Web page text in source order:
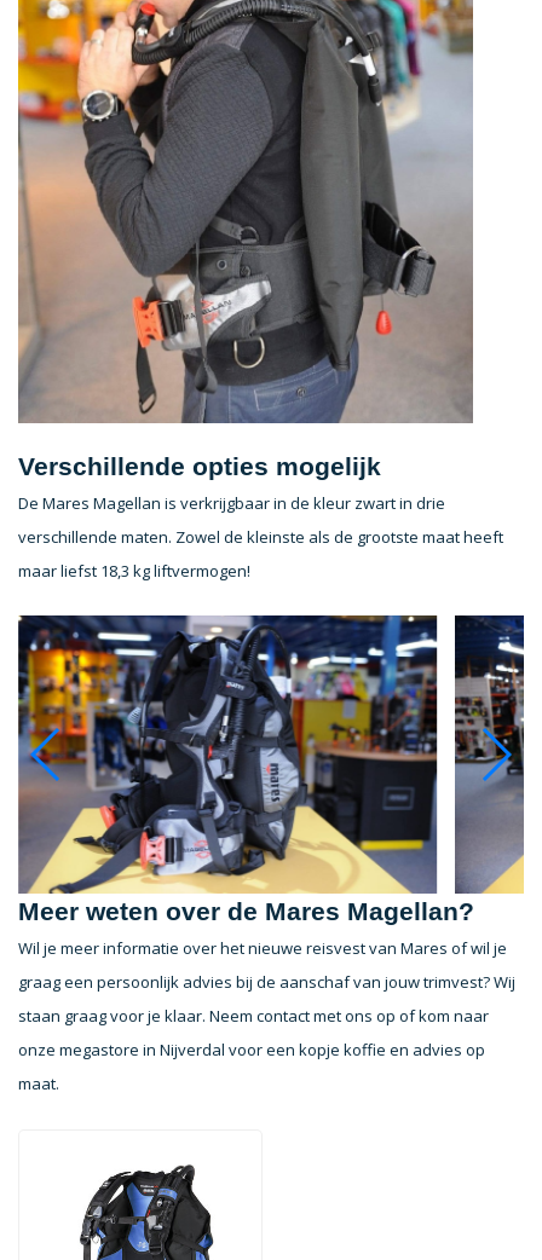
Verschillende opties mogelijk
De Mares Magellan is verkrijgbaar in de kleur zwart in drie
verschillende maten. Zowel de kleinste als de grootste maat heeft
maar liefst 18,3 kg liftvermogen!
Meer weten over de Mares Magellan?
Wil je meer informatie over het nieuwe reisvest van Mares of wil je
graag een persoonlijk advies bij de aanschaf van jouw trimvest? Wij
staan graag voor je klaar. Neem contact met ons op of kom naar
onze megastore in Nijverdal voor een kopje koffie en advies op
maat.